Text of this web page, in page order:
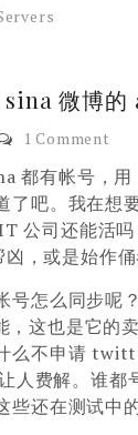
微博的
1 Comment
都有帐号，用
了吧。我在想
公司还能活
，或是始作俑
号怎么同步呢
这也是它的
么不申请
人费解。谁都
还在测试中的